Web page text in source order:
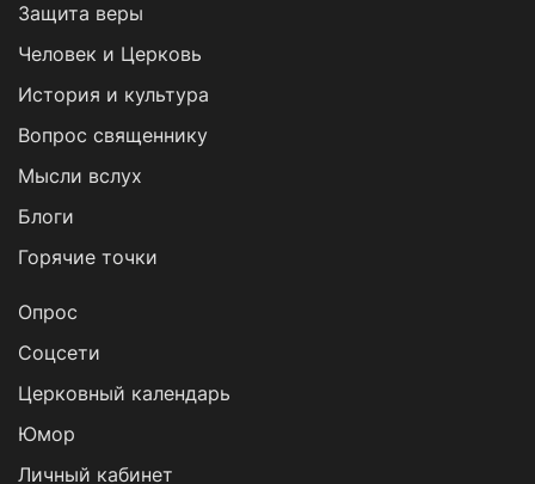
Защита веры
Человек и Церковь
История и культура
Вопрос священнику
Мысли вслух
Блоги
Горячие точки
Опрос
Cоцсети
Церковный календарь
Юмор
Личный кабинет